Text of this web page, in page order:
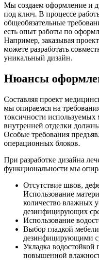
Мы создаем оформление и
под ключ. В процессе
общеобязательные
есть опыт работы по
Например, заказывая
можете разработать
уникальный дизайн.
Нюансы
Составляя проект
мы опираемся на
токсичности
внутренней отделки
Особые требования
операционных блоков.
При разработке дизайна
функциональности мы
Отсутствие швов,
Использование
количество влажных
дезинфицирующих
Использование
Выбор гладкой
дезинфицирующими
Укладка
повышенной